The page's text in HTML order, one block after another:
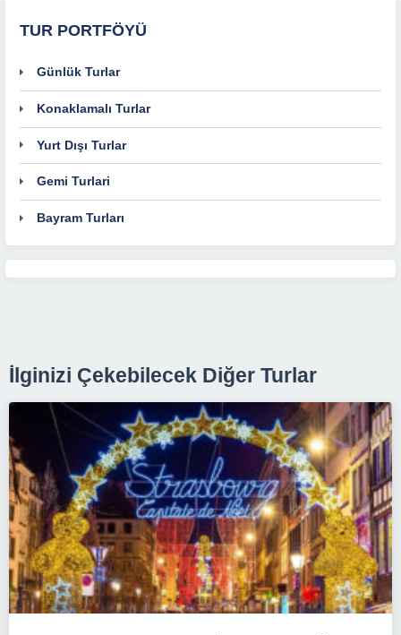
TUR PORTFÖYÜ
Günlük Turlar
Konaklamalı Turlar
Yurt Dışı Turlar
Gemi Turlari
Bayram Turları
İlginizi Çekebilecek Diğer Turlar